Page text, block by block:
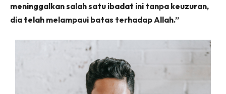
meninggalkan salah satu ibadat ini tanpa keuzuran,
dia telah melampaui batas terhadap Allah.”